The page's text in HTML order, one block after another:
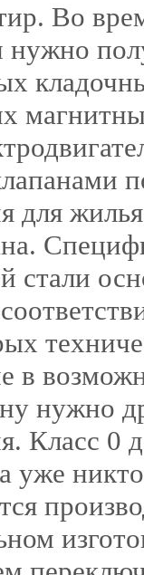
Во
нужно
для
стали
в
нужно
Класс 0
уже